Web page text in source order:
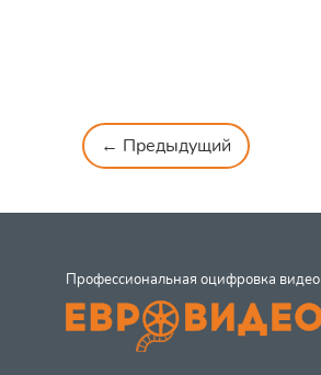
← Предыдущий
Профессиональная оцифровка видео